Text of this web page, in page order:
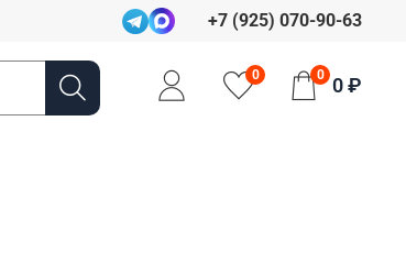
+7 (925) 070-90-63
0 0 0 ₽